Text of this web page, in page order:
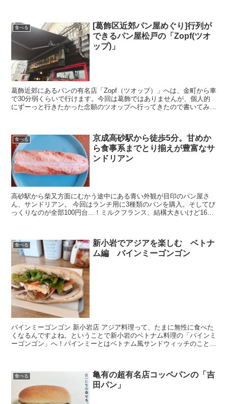
食べる
[葛飾区近郊パン屋めぐり]行列が
できるパン屋松戸の「Zopf(ツオ
ップ)」
葛飾近郊にあるパンの有名店「Zopf（ツオップ）」へは、金町から車
で30分弱くらいで行けます。今回は葛飾ではありませんが、個人的
にずーっと行きたかった念願のツオップへ行ってきたので書いてみた
食べる
京成高砂駅から徒歩5分。甘めか
ら食事系までとり揃えが豊富なサ
ンドリアン
高砂駅から柴又方面にむかう途中にある青い外観が目印のパン屋さ
ん、サンドリアン。 今回はランチ用に3種類のパンを購入。そしてび
っくりなのが全部100円台...！ミルクフランス、結構大きいけど160
食べる
新小岩でアジアを楽しむ ベトナ
ム編 バインミーゴンゴン
バインミーゴンゴン 新小岩店 アジア料理って、たまに無性に食べた
くなるんですよね。ということで新小岩のベトナム料理の「バインミ
ーゴンゴン」へ！バインミーとはベトナム風サンドウィッチのこと。
食べる
亀有の超有名店コッペパンの「吉
田パン」